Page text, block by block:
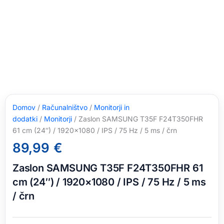
Domov / Računalništvo / Monitorji in
dodatki / Monitorji / Zaslon SAMSUNG T35F F24T350FHR
61 cm (24″) / 1920×1080 / IPS / 75 Hz / 5 ms / črn
89,99 €
Zaslon SAMSUNG T35F F24T350FHR 61
cm (24″) / 1920×1080 / IPS / 75 Hz / 5 ms
/ črn